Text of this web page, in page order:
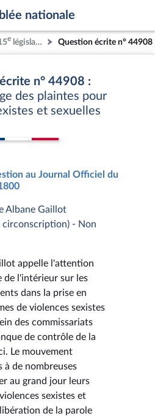
nationale
e législature Question écrite n° 44908
n° 44908 :
des plaintes pour
et sexuelles
au Journal Officiel du
Albane Gaillot
circonscription) - Non
appelle l'attention
de l'intérieur sur les
dans la prise en
de violences sexistes
des commissariats
de contrôle de la
Le mouvement
à de nombreuses
au grand jour leurs
sexistes et
de la parole